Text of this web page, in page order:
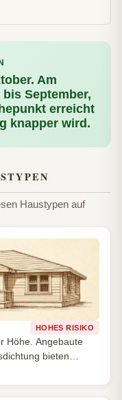
Am
September,
erreicht
knapper wird.
Haustypen auf
HOHES RISIKO
Höhe. Angebaute
bieten